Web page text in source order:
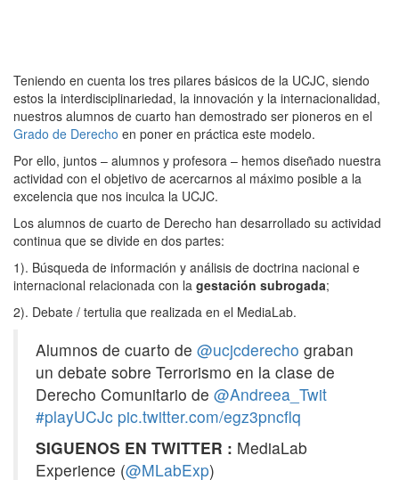
Teniendo en cuenta los tres pilares básicos de la UCJC, siendo
estos la interdisciplinariedad, la innovación y la internacionalidad,
nuestros alumnos de cuarto han demostrado ser pioneros en el
Grado de Derecho en poner en práctica este modelo.
Por ello, juntos – alumnos y profesora – hemos diseñado nuestra
actividad con el objetivo de acercarnos al máximo posible a la
excelencia que nos inculca la UCJC.
Los alumnos de cuarto de Derecho han desarrollado su actividad
continua que se divide en dos partes:
1). Búsqueda de información y análisis de doctrina nacional e
internacional relacionada con la gestación subrogada;
2). Debate / tertulia que realizada en el MediaLab.
Alumnos de cuarto de @ucjcderecho graban
un debate sobre Terrorismo en la clase de
Derecho Comunitario de @Andreea_Twit
#playUCJc pic.twitter.com/egz3pncflq
SIGUENOS EN TWITTER : MediaLab
Experience (@MLabExp)